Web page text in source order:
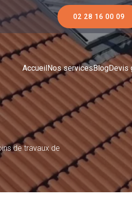
02 28 16 00 09
Accueil Nos servicesBlogDevis
de travaux de